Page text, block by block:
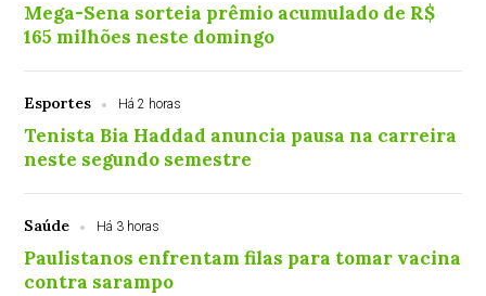
Mega-Sena sorteia prêmio acumulado de R$
165 milhões neste domingo
Esportes Há 2 horas
Tenista Bia Haddad anuncia pausa na carreira
neste segundo semestre
Saúde Há 3 horas
Paulistanos enfrentam filas para tomar vacina
contra sarampo